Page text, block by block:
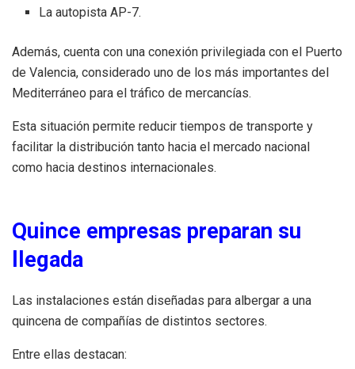
La autopista AP-7.
Además, cuenta con una conexión privilegiada con el Puerto
de Valencia, considerado uno de los más importantes del
Mediterráneo para el tráfico de mercancías.
Esta situación permite reducir tiempos de transporte y
facilitar la distribución tanto hacia el mercado nacional
como hacia destinos internacionales.
Quince empresas preparan su
llegada
Las instalaciones están diseñadas para albergar a una
quincena de compañías de distintos sectores.
Entre ellas destacan: